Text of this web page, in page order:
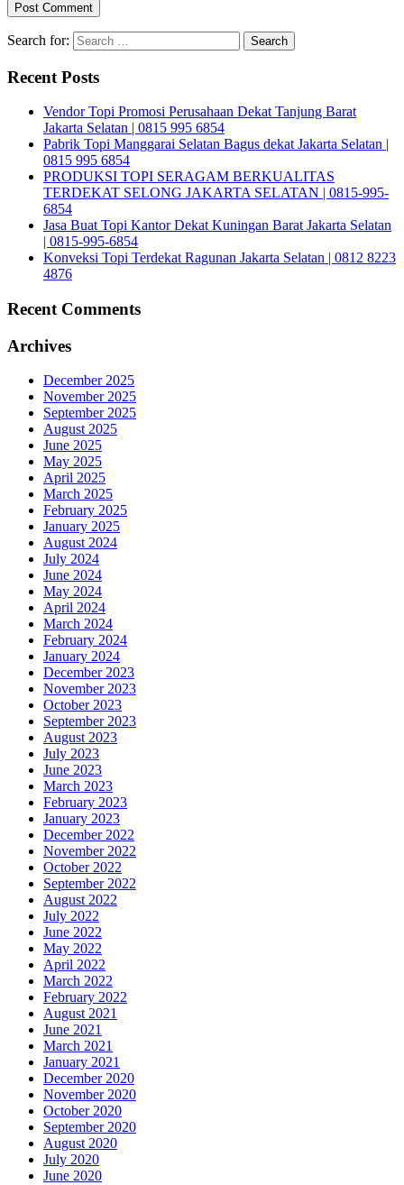
Search for:
Recent Posts
Vendor Topi Promosi Perusahaan Dekat Tanjung Barat
Jakarta Selatan | 0815 995 6854
Pabrik Topi Manggarai Selatan Bagus dekat Jakarta Selatan |
0815 995 6854
PRODUKSI TOPI SERAGAM BERKUALITAS
TERDEKAT SELONG JAKARTA SELATAN | 0815-995-
6854
Jasa Buat Topi Kantor Dekat Kuningan Barat Jakarta Selatan
| 0815-995-6854
Konveksi Topi Terdekat Ragunan Jakarta Selatan | 0812 8223
4876
Recent Comments
Archives
December 2025
November 2025
September 2025
August 2025
June 2025
May 2025
April 2025
March 2025
February 2025
January 2025
August 2024
July 2024
June 2024
May 2024
April 2024
March 2024
February 2024
January 2024
December 2023
November 2023
October 2023
September 2023
August 2023
July 2023
June 2023
March 2023
February 2023
January 2023
December 2022
November 2022
October 2022
September 2022
August 2022
July 2022
June 2022
May 2022
April 2022
March 2022
February 2022
August 2021
June 2021
March 2021
January 2021
December 2020
November 2020
October 2020
September 2020
August 2020
July 2020
June 2020